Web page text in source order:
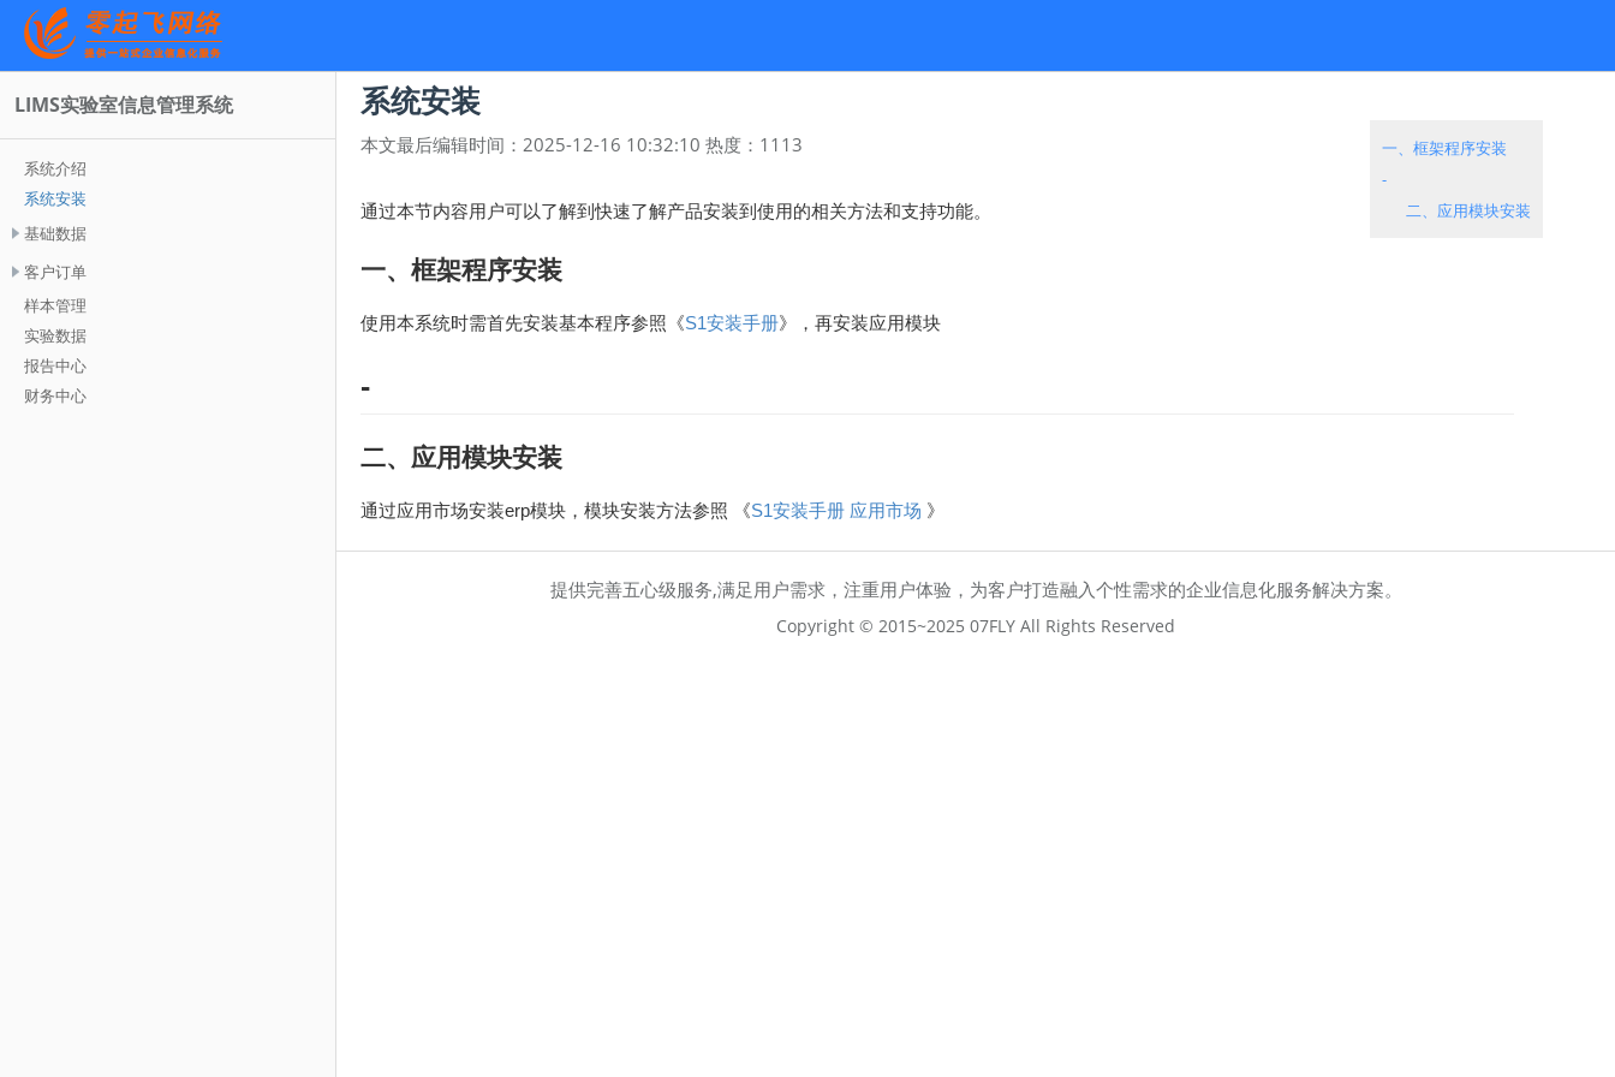
LIMS实验室信息管理系统
系统介绍
系统安装
基础数据
客户订单
样本管理
实验数据
报告中心
财务中心
系统安装
本文最后编辑时间： 2025-12-16 10:32:10 热度： 1113
通过本节内容用户可以了解到快速了解产品安装到使用的相关方法和支持功能。
一、框架程序安装
使用本系统时需首先安装基本程序参照《S1安装手册》，再安装应用模块
-
二、应用模块安装
通过应用市场安装erp模块，模块安装方法参照 《S1安装手册 应用市场 》
一、框架程序安装
-
二、应用模块安装
提供完善五心级服务,满足用户需求，注重用户体验，为客户打造融入个性需求的企业信息化服务解决方案。
Copyright © 2015~2025 07FLY All Rights Reserved